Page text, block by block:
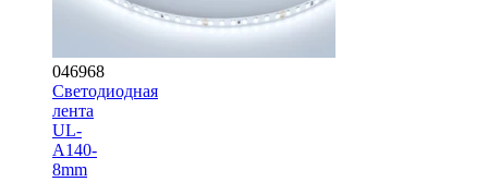
046968
Светодиодная
лента
UL-
A140-
8mm